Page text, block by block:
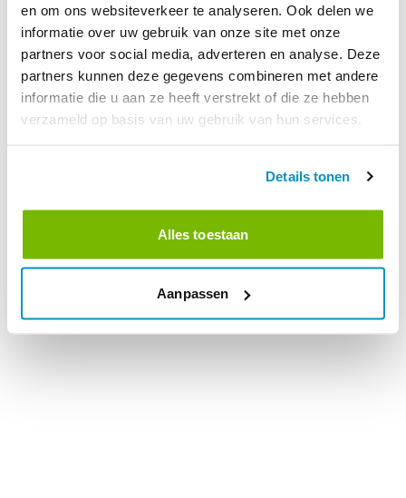
en om ons websiteverkeer te analyseren. Ook delen we
informatie over uw gebruik van onze site met onze
partners voor social media, adverteren en analyse. Deze
partners kunnen deze gegevens combineren met andere
informatie die u aan ze heeft verstrekt of die ze hebben
verzameld op basis van uw gebruik van hun services.
Details tonen
Alles toestaan
Aanpassen